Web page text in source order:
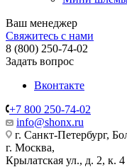
Ваш менеджер
Свяжитесь с нами
8 (800) 250-74-02
Задать вопрос
Вконтакте
+7 800 250-74-02
info@shonx.ru
г. Санкт-Петербург,
г. Москва,
Крылатская ул., д. 2, к.